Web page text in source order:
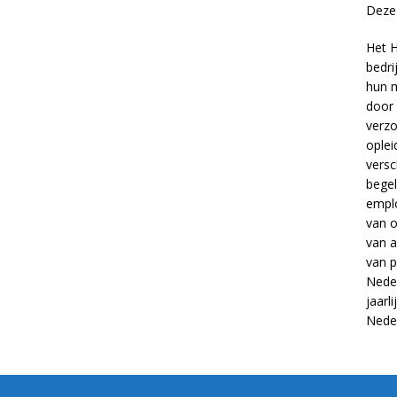
Het
hun
door
van
van
van